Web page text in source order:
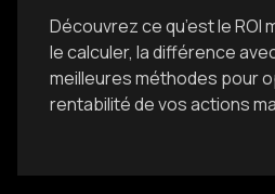
Découvrez ce qu’est le ROI
le calculer, la différence
meilleures méthodes pour
rentabilité de vos actions